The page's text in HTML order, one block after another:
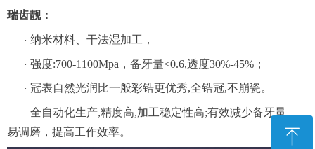
瑞齿靓：
· 纳米材料、干法湿加工，
· 强度:700-1100Mpa，备牙量<0.6,透度30%-45%；
· 冠表自然光润比一般彩锆更优秀,全锆冠,不崩瓷。
· 全自动化生产,精度高,加工稳定性高;有效减少备牙量，
易调磨，提高工作效率。
ꁸ